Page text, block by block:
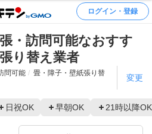
ログイン・登録
・訪問可能なおすす
り替え業者
問可能
畳・障子・壁紙張り替
変更
日祝OK 早朝OK 21時以降OK